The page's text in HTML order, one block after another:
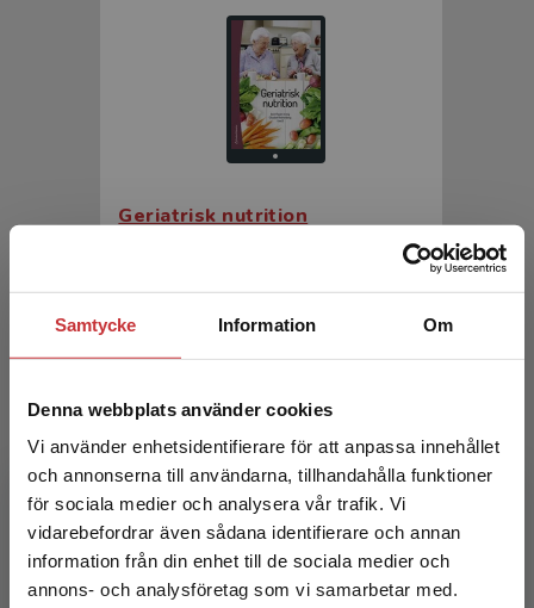
Samtycke Information Om
Denna webbplats använder cookies
Vi använder enhetsidentifierare för att anpassa innehållet
och annonserna till användarna, tillhandahålla funktioner
för sociala medier och analysera vår trafik. Vi
vidarebefordrar även sådana identifierare och annan
information från din enhet till de sociala medier och
annons- och analysföretag som vi samarbetar med.
Begränsad fraktregion
Geriatrisk nutrition
Exkl. moms: 331 kr
Geriatrisk nutrition